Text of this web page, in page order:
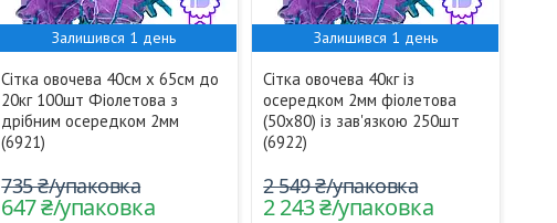
Залишився 1 день
Сітка овочева 40см х 65см до
20кг 100шт Фіолетова з
дрібним осередком 2мм
(6921)
735 ₴/упаковка
647 ₴/упаковка
Залишився 1 день
Сітка овочева 40кг із
осередком 2мм фіолетова
(50х80) із зав'язкою 250шт
(6922)
2 549 ₴/упаковка
2 243 ₴/упаковка